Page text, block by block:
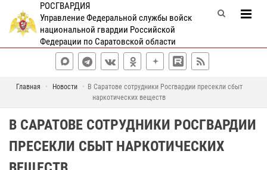
РОСГВАРДИЯ
Управление Федеральной службы войск
национальной гвардии Российской
Федерации по Саратовской области
Главная Новости
В Саратове сотрудники Росгвардии пресекли сбыт
наркотических веществ
В САРАТОВЕ СОТРУДНИКИ РОСГВАРДИИ
ПРЕСЕКЛИ СБЫТ НАРКОТИЧЕСКИХ